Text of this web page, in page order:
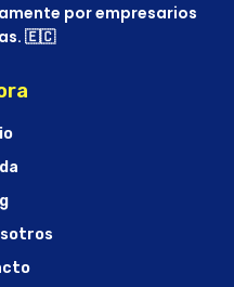
por empresarios
🇪🇨